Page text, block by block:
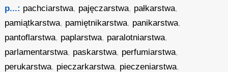
p...: pachciarstwa, pajęczarstwa, pałkarstwa,
pamiątkarstwa, pamiętnikarstwa, panikarstwa,
pantoflarstwa, paplarstwa, paralotniarstwa,
parlamentarstwa, paskarstwa, perfumiarstwa,
perukarstwa, pieczarkarstwa, pieczeniarstwa,